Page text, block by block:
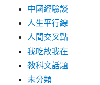
中國經驗談
人生平行線
人間交叉點
我吃故我在
教科文話題
未分類